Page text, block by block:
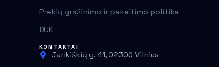
Prekių grąžinimo ir pakeitimo politika
DUK
KONTAKTAI
Jankiškių g. 41, 02300 Vilnius